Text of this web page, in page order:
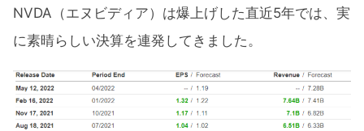
NVDA（エヌビディア）は爆上げした直近5年では、実
に素晴らしい決算を連発してきました。